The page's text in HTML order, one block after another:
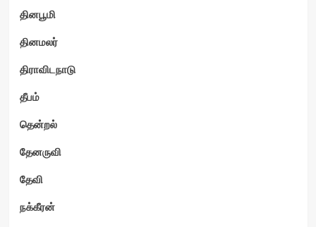
தினபூமி
தினமலர்
திராவிடநாடு
தீபம்
தென்றல்
தேனருவி
தேவி
நக்கீரன்